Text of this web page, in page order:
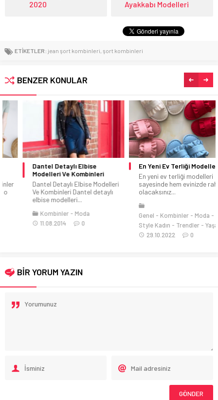
2020
Ayakkabı Modelleri
ETİKETLER: jean şort kombinleri, şort kombinleri
BENZER KONULAR
Dantel Detaylı Elbise
Modelleri Ve Kombinleri
Dantel Detaylı Elbise Modelleri
Ve Kombinleri Dantel detaylı
elbise modelleri...
Kombinler
Moda
11.08.2014
0
En Yeni Ev Terliği Modelleri
En yeni ev terliği modelleri
sayesinde hem evinizde rahat
olacaksınız...
Kombinler
Moda
Style Kadın
Trendler
Yaşam
29.10.2022
0
BİR YORUM YAZIN